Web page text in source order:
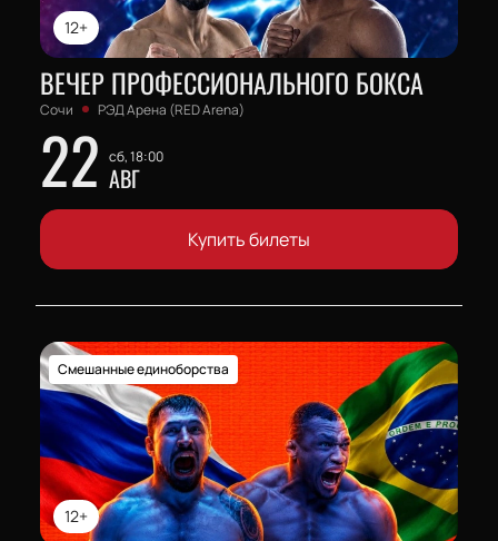
12+
ВЕЧЕР ПРОФЕССИОНАЛЬНОГО БОКСА
Сочи РЭД Арена (RED Arena)
22 сб, 18:00
АВГ
Купить билеты
12+
Смешанные единоборства